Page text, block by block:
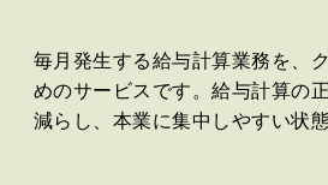
毎月発生する給与計算業務を、
めのサービスです。給与計算の
減らし、本業に集中しやすい状